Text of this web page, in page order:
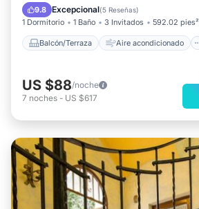
9.8 Excepcional(5 Reseñas)
1 Dormitorio 1 Baño 3 Invitados 592.02 pies²
Balcón/Terraza Aire acondicionado
Internet
Apto para niños
US $88/noche
7 noches - US $617